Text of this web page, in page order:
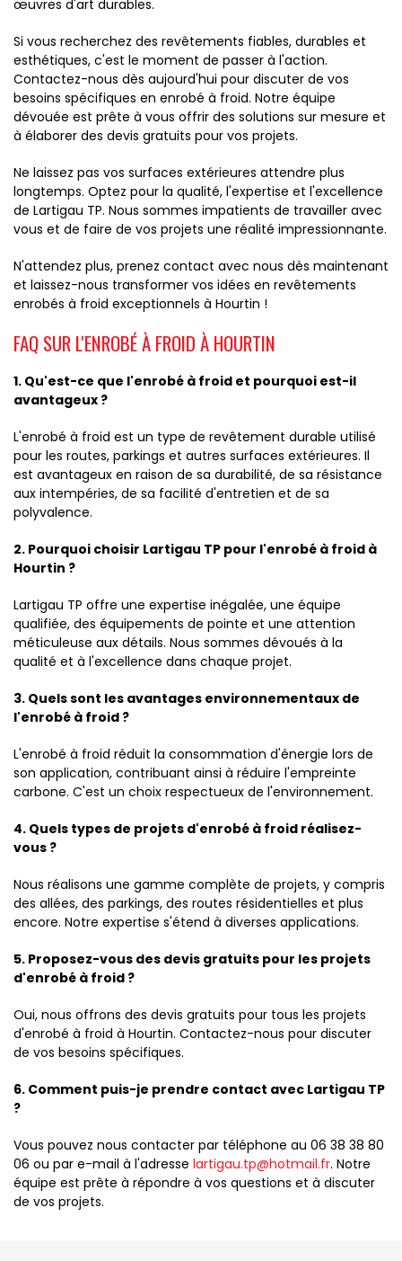
œuvres d'art durables.
Si vous recherchez des revêtements fiables, durables et
esthétiques, c'est le moment de passer à l'action.
Contactez-nous dès aujourd'hui pour discuter de vos
besoins spécifiques en enrobé à froid. Notre équipe
dévouée est prête à vous offrir des solutions sur mesure et
à élaborer des devis gratuits pour vos projets.
Ne laissez pas vos surfaces extérieures attendre plus
longtemps. Optez pour la qualité, l'expertise et l'excellence
de Lartigau TP. Nous sommes impatients de travailler avec
vous et de faire de vos projets une réalité impressionnante.
N'attendez plus, prenez contact avec nous dès maintenant
et laissez-nous transformer vos idées en revêtements
enrobés à froid exceptionnels à Hourtin !
FAQ SUR L'ENROBÉ À FROID À HOURTIN
1. Qu'est-ce que l'enrobé à froid et pourquoi est-il
avantageux ?
L'enrobé à froid est un type de revêtement durable utilisé
pour les routes, parkings et autres surfaces extérieures. Il
est avantageux en raison de sa durabilité, de sa résistance
aux intempéries, de sa facilité d'entretien et de sa
polyvalence.
2. Pourquoi choisir Lartigau TP pour l'enrobé à froid à
Hourtin ?
Lartigau TP offre une expertise inégalée, une équipe
qualifiée, des équipements de pointe et une attention
méticuleuse aux détails. Nous sommes dévoués à la
qualité et à l'excellence dans chaque projet.
3. Quels sont les avantages environnementaux de
l'enrobé à froid ?
L'enrobé à froid réduit la consommation d'énergie lors de
son application, contribuant ainsi à réduire l'empreinte
carbone. C'est un choix respectueux de l'environnement.
4. Quels types de projets d'enrobé à froid réalisez-
vous ?
Nous réalisons une gamme complète de projets, y compris
des allées, des parkings, des routes résidentielles et plus
encore. Notre expertise s'étend à diverses applications.
5. Proposez-vous des devis gratuits pour les projets
d'enrobé à froid ?
Oui, nous offrons des devis gratuits pour tous les projets
d'enrobé à froid à Hourtin. Contactez-nous pour discuter
de vos besoins spécifiques.
6. Comment puis-je prendre contact avec Lartigau TP
?
Vous pouvez nous contacter par téléphone au 06 38 38 80
06 ou par e-mail à l'adresse lartigau.tp@hotmail.fr. Notre
équipe est prête à répondre à vos questions et à discuter
de vos projets.